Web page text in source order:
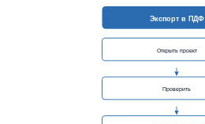
Экспорт в ПДФ
Открыть проект
Проверить